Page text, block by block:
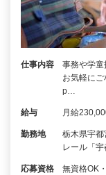
仕事内容
事務や学童
お気軽に
p…
給与 月給
勤務地
栃木県宇都
レール「
応募資格
無資格OK